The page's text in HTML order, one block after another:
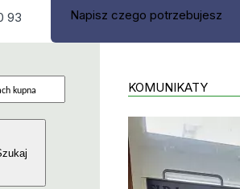
93
Napisz czego potrzebujesz
KOMUNIKATY